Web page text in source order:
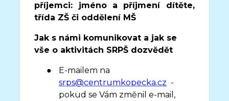
příjemci: jméno a příjmení dítěte,
třída ZŠ či oddělení MŠ
Jak s námi komunikovat a jak se
vše o aktivitách SRPŠ dozvědět
●
E-mailem na
srps@centrumkopecka.cz -
pokud se Vám změnil e-mail,